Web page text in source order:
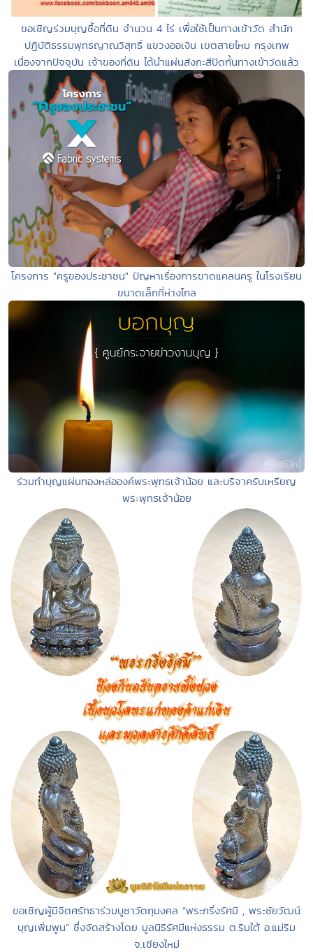
ขอเชิญร่วมบุญซื้อที่ดิน จำนวน 4 ไร่ เพื่อใช้เป็นทางเข้าวัด สำนัก
ปฏิบัติธรรมพุทธญาณวิสุทธิ์ แขวงออเงิน เขตสายไหม กรุงเทพ
เนื่องจากปัจจุบัน เจ้าของที่ดิน ได้นำแผ่นสังกะสีปิดกั้นทางเข้าวัดแล้ว
โครงการ "ครูของประชาชน" ปัญหาเรื่องการขาดแคลนครู ในโรงเรียน
ขนาดเล็กที่ห่างไกล
ร่วมทำบุญแผ่นทองหล่อองค์พระพุทธเจ้าน้อย และบริจาครับเหรียญ
พระพุทธเจ้าน้อย
ขอเชิญผู้มีจิตศรัทธาร่วมบูชาวัตถุมงคล “พระกริ่งรัศมี , พระชัยวัฒน์
บุญเพิ่มพูน” ซึ่งจัดสร้างโดย มูลนิธิรัศมีแห่งธรรม ต.ริมใต้ อ.แม่ริม
จ.เชียงใหม่